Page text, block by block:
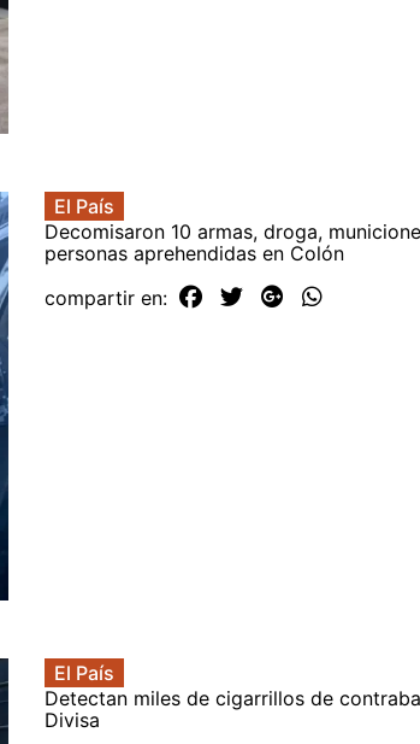
El País
Decomisaron 10 armas, droga,
personas aprehendidas en Colón
compartir en:
El País
Detectan miles de cigarrillos de
Divisa